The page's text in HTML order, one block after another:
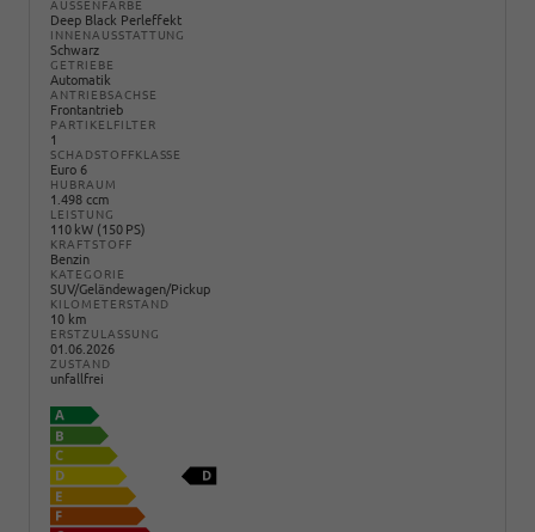
AUSSENFARBE
Deep Black Perleffekt
INNENAUSSTATTUNG
Schwarz
GETRIEBE
Automatik
ANTRIEBSACHSE
Frontantrieb
PARTIKELFILTER
1
SCHADSTOFFKLASSE
Euro 6
HUBRAUM
1.498 ccm
LEISTUNG
110 kW (150 PS)
KRAFTSTOFF
Benzin
KATEGORIE
SUV/Geländewagen/Pickup
KILOMETERSTAND
10 km
ERSTZULASSUNG
01.06.2026
ZUSTAND
unfallfrei